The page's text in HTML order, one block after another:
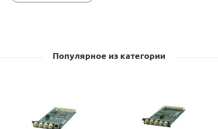
Популярное из категории